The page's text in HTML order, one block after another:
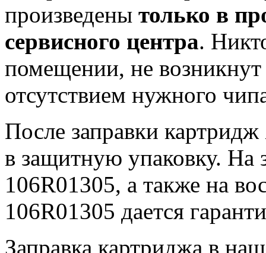
произведены только в
сервисного центра.
помещении, не
отсутствием нужного
После заправки
в защитную упаковку. На
106R01305, а также на
106R01305 дается
Заправка картриджа в